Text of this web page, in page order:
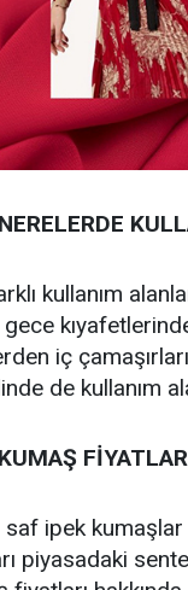
kullanım
iç
de kullanım
ipek kumaşlar
piyasadaki